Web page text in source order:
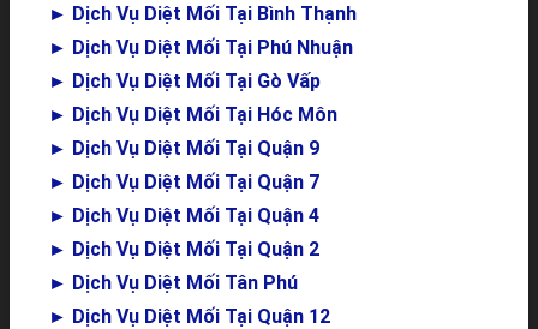
► Dịch Vụ Diệt Mối Tại Bình Thạnh
► Dịch Vụ Diệt Mối Tại Phú Nhuận
► Dịch Vụ Diệt Mối Tại Gò Vấp
► Dịch Vụ Diệt Mối Tại Hóc Môn
► Dịch Vụ Diệt Mối Tại Quận 9
► Dịch Vụ Diệt Mối Tại Quận 7
► Dịch Vụ Diệt Mối Tại Quận 4
► Dịch Vụ Diệt Mối Tại Quận 2
► Dịch Vụ Diệt Mối Tân Phú
► Dịch Vụ Diệt Mối Tại Quận 12